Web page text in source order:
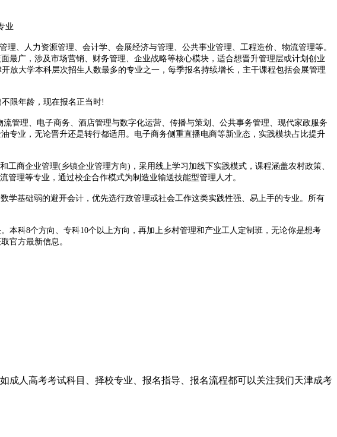
、人力资源管理、会计学、会展经济与管理、公共事业管理、工程造价、物流管理等。
最广，涉及市场营销、财务管理、企业战略等核心模块，适合想晋升管理层或计划创业
放大学本科层次招生人数最多的专业之一，每季报名持续增长，主干课程包括会展管理
限年龄，现在报名正当时!
理、电子商务、酒店管理与数字化运营、传播与策划、公共事务管理、现代家政服务
专业，无论晋升还是转行都适用。电子商务侧重直播电商等新业态，实践模块占比提升
企业管理(乡镇企业管理方向)，采用线上学习加线下实践模式，课程涵盖农村政策、
理等专业，通过校企合作模式为制造业输送技能型管理人才。
基础弱的避开会计，优先选行政管理或社会工作这类实践性强、易上手的专业。所有
科8个方向、专科10个以上方向，再加上乡村管理和产业工人定制班，无论你是想考
官方最新信息。
成人高考考试科目、择校专业、报名指导、报名流程都可以关注我们天津成考